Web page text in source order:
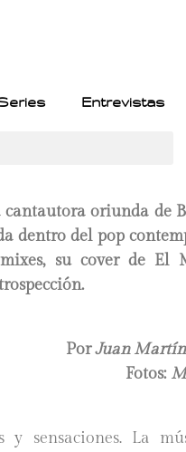
Entrevistas
cantautora oriunda de
dentro del pop
su cover de El
PorJuan
Fotos:
y sensaciones. La